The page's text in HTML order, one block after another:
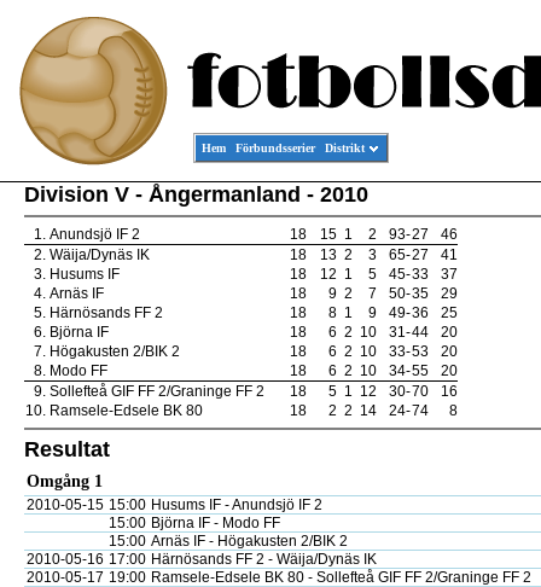
Hem Förbundsserier Distrikt
Division V - Ångermanland - 2010
1. Anundsjö IF 2 18 15 1 2 93-27
46
2. Wäija/Dynäs IK 18 13 2 3 65-27
41
3. Husums IF 18 12 1 5 45-33
37
4. Arnäs IF 18 9 2 7 50-35
29
5. Härnösands FF 2 18 8 1 9 49-36
25
6. Björna IF 18 6 2 10 31-44
20
7. Högakusten 2/BIK 2 18 6 2 10 33-53
20
8. Modo FF 18 6 2 10 34-55
20
9. Sollefteå GIF FF 2/Graninge FF 2 18 5 1 12 30-70
16
10. Ramsele-Edsele BK 80 18 2 2 14 24-74 8
Resultat
Omgång 1
2010-05-15 15:00 Husums IF - Anundsjö IF 2
15:00 Björna IF - Modo FF
15:00 Arnäs IF - Högakusten 2/BIK 2
2010-05-16 17:00 Härnösands FF 2 - Wäija/Dynäs IK
2010-05-17 19:00 Ramsele-Edsele BK 80 - Sollefteå GIF FF 2/Graninge FF 2